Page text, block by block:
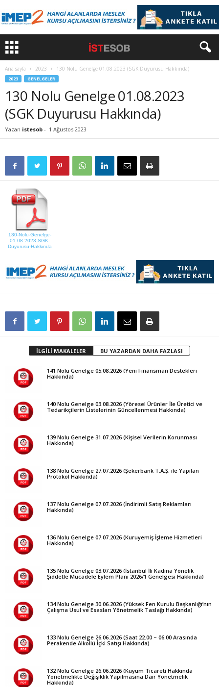
Ana sayfa 2023 130 Nolu Genelge 01.08.2023 (SGK Duyurusu Hakkında)
2023 GENELGELER
130 Nolu Genelge 01.08.2023
(SGK Duyurusu Hakkında)
Yazan istesob - 1 Ağustos 2023
130-Nolu-Genelge-
01-08-2023-SGK-
Duyurusu-Hakkinda
İLGİLİ MAKALELER BU YAZARDAN DAHA FAZLASI
141 Nolu Genelge 05.08.2026 (Yeni Finansman Destekleri
Hakkında)
140 Nolu Genelge 03.08.2026 (Yöresel Ürünler İle Üretici ve
Tedarikçilerin Listelerinin Güncellenmesi Hakkında)
139 Nolu Genelge 31.07.2026 (Kişisel Verilerin Korunması
Hakkında)
138 Nolu Genelge 27.07.2026 (Şekerbank T.A.Ş. ile Yapılan
Protokol Hakkında)
137 Nolu Genelge 07.07.2026 (İndirimli Satış Reklamları
Hakkında)
136 Nolu Genelge 07.07.2026 (Kuruyemiş İşleme Hizmetleri
Hakkında)
135 Nolu Genelge 03.07.2026 (İstanbul İli Kadına Yönelik
Şiddetle Mücadele Eylem Planı 2026/1 Genelgesi Hakkında)
134 Nolu Genelge 30.06.2026 (Yüksek Fen Kurulu Başkanlığı’nın
Çalışma Usul ve Esasları Yönetmelik Taslağı Hakkında)
133 Nolu Genelge 26.06.2026 (Saat 22.00 – 06.00 Arasında
Perakende Alkollü İçki Satışı Hakkında)
132 Nolu Genelge 26.06.2026 (Kuyum Ticareti Hakkında
Yönetmelikte Değişiklik Yapılmasına Dair Yönetmelik
Hakkında)